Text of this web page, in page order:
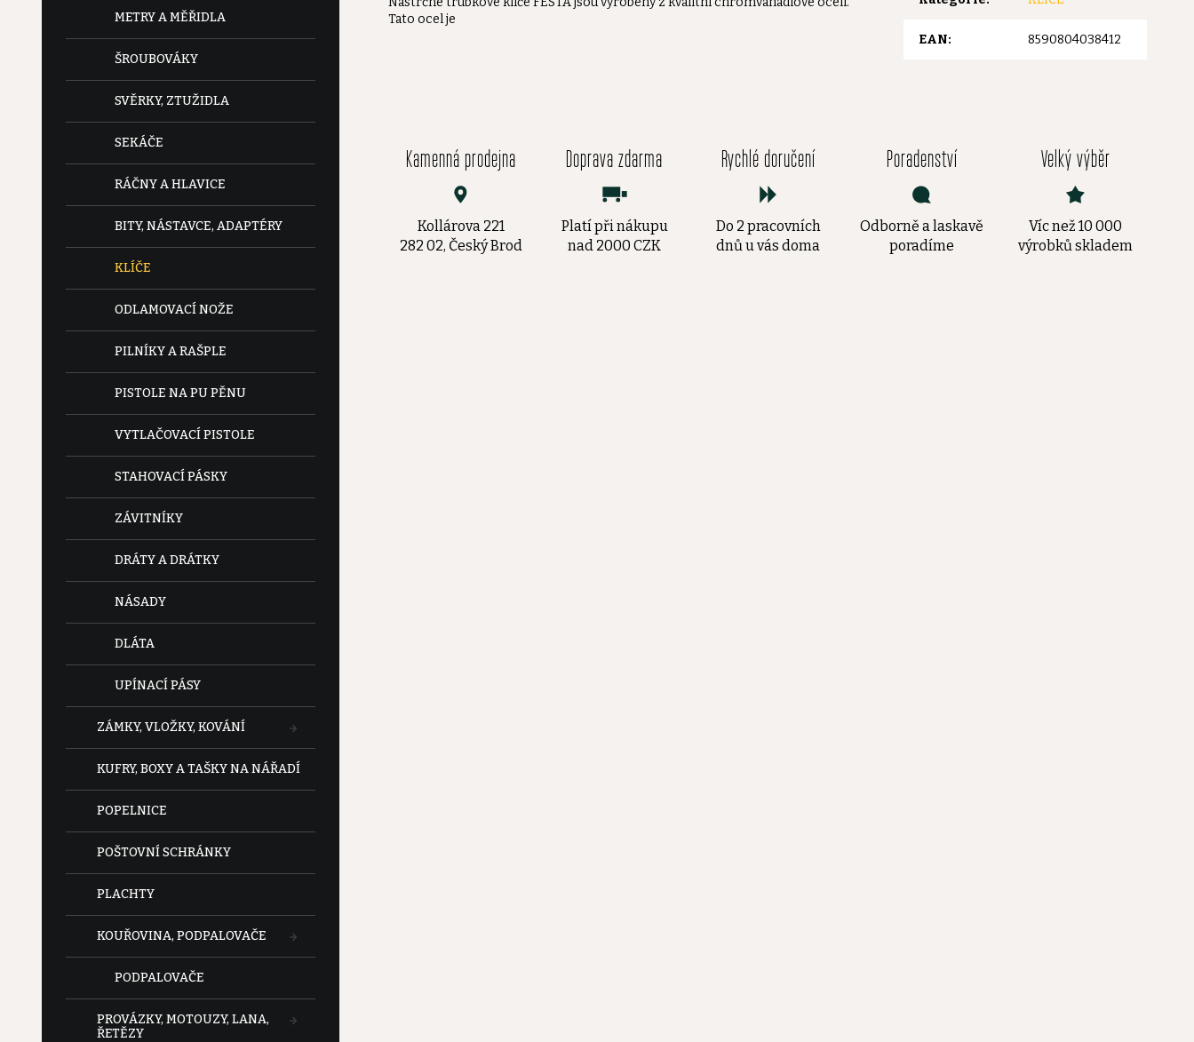
METRY A MĚŘIDLA
ŠROUBOVÁKY
SVĚRKY, ZTUŽIDLA
SEKÁČE
RÁČNY A HLAVICE
BITY, NÁSTAVCE, ADAPTÉRY
KLÍČE
ODLAMOVACÍ NOŽE
PILNÍKY A RAŠPLE
PISTOLE NA PU PĚNU
VYTLAČOVACÍ PISTOLE
STAHOVACÍ PÁSKY
ZÁVITNÍKY
DRÁTY A DRÁTKY
NÁSADY
DLÁTA
UPÍNACÍ PÁSY
ZÁMKY, VLOŽKY, KOVÁNÍ
KUFRY, BOXY A TAŠKY NA NÁŘADÍ
POPELNICE
POŠTOVNÍ SCHRÁNKY
PLACHTY
KOUŘOVINA, PODPALOVAČE
PODPALOVAČE
PROVÁZKY, MOTOUZY, LANA,
ŘETĚZY
Tato ocel je
EAN: 8590804038412
Kamenná prodejna
Kollárova 221
282 02, Český Brod
Doprava zdarma
Platí při nákupu
nad 2000 CZK
Rychlé doručení
Do 2 pracovních
dnů u vás doma
Poradenství
Odborně a laskavě
poradíme
Velký výběr
Víc než 10 000
výrobků skladem